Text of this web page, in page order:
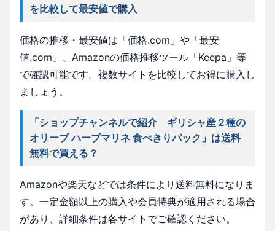
を比較して最安値で購入
価格の推移・最安値は「価格.com」や「最安
値.com」、Amazonの価格推移ツール「Keepa」等
で確認可能です。複数サイトを比較してお得に購入し
ましょう。
「ショップチャンネルで紹介 ギリシャ産２種の
オリーブ ハーブマリネ 食べきりパック」は送料
無料で買える？
Amazonや楽天などでは条件により送料無料になりま
す。一定金額以上の購入や会員特典が適用される場合
があり、詳細条件は各サイトでご確認ください。